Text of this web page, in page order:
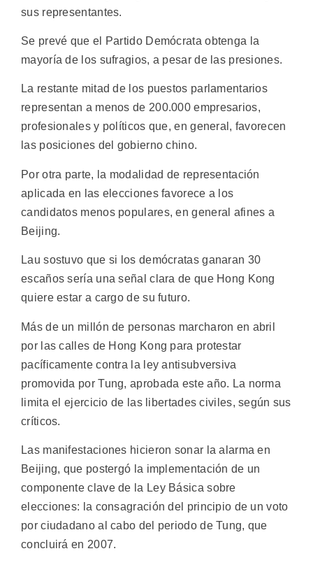
sus representantes.
Se prevé que el Partido Demócrata obtenga la
mayoría de los sufragios, a pesar de las presiones.
La restante mitad de los puestos parlamentarios
representan a menos de 200.000 empresarios,
profesionales y políticos que, en general, favorecen
las posiciones del gobierno chino.
Por otra parte, la modalidad de representación
aplicada en las elecciones favorece a los
candidatos menos populares, en general afines a
Beijing.
Lau sostuvo que si los demócratas ganaran 30
escaños sería una señal clara de que Hong Kong
quiere estar a cargo de su futuro.
Más de un millón de personas marcharon en abril
por las calles de Hong Kong para protestar
pacíficamente contra la ley antisubversiva
promovida por Tung, aprobada este año. La norma
limita el ejercicio de las libertades civiles, según sus
críticos.
Las manifestaciones hicieron sonar la alarma en
Beijing, que postergó la implementación de un
componente clave de la Ley Básica sobre
elecciones: la consagración del principio de un voto
por ciudadano al cabo del periodo de Tung, que
concluirá en 2007.